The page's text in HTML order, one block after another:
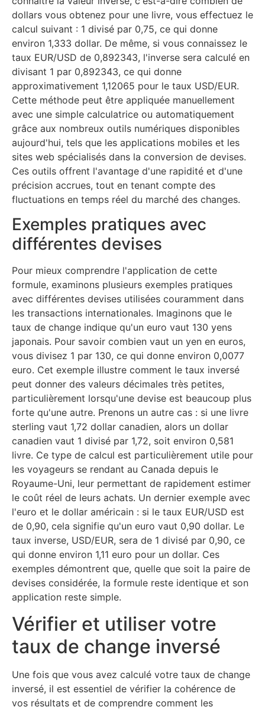
dollars vous obtenez pour une livre, vous effectuez le
calcul suivant : 1 divisé par 0,75, ce qui donne
environ 1,333 dollar. De même, si vous connaissez le
taux EUR/USD de 0,892343, l'inverse sera calculé en
divisant 1 par 0,892343, ce qui donne
approximativement 1,12065 pour le taux USD/EUR.
Cette méthode peut être appliquée manuellement
avec une simple calculatrice ou automatiquement
grâce aux nombreux outils numériques disponibles
aujourd'hui, tels que les applications mobiles et les
sites web spécialisés dans la conversion de devises.
Ces outils offrent l'avantage d'une rapidité et d'une
précision accrues, tout en tenant compte des
fluctuations en temps réel du marché des changes.
Exemples pratiques avec
différentes devises
Pour mieux comprendre l'application de cette
formule, examinons plusieurs exemples pratiques
avec différentes devises utilisées couramment dans
les transactions internationales. Imaginons que le
taux de change indique qu'un euro vaut 130 yens
japonais. Pour savoir combien vaut un yen en euros,
vous divisez 1 par 130, ce qui donne environ 0,0077
euro. Cet exemple illustre comment le taux inversé
peut donner des valeurs décimales très petites,
particulièrement lorsqu'une devise est beaucoup plus
forte qu'une autre. Prenons un autre cas : si une livre
sterling vaut 1,72 dollar canadien, alors un dollar
canadien vaut 1 divisé par 1,72, soit environ 0,581
livre. Ce type de calcul est particulièrement utile pour
les voyageurs se rendant au Canada depuis le
Royaume-Uni, leur permettant de rapidement estimer
le coût réel de leurs achats. Un dernier exemple avec
l'euro et le dollar américain : si le taux EUR/USD est
de 0,90, cela signifie qu'un euro vaut 0,90 dollar. Le
taux inverse, USD/EUR, sera de 1 divisé par 0,90, ce
qui donne environ 1,11 euro pour un dollar. Ces
exemples démontrent que, quelle que soit la paire de
devises considérée, la formule reste identique et son
application reste simple.
Vérifier et utiliser votre
taux de change inversé
Une fois que vous avez calculé votre taux de change
inversé, il est essentiel de vérifier la cohérence de
vos résultats et de comprendre comment les